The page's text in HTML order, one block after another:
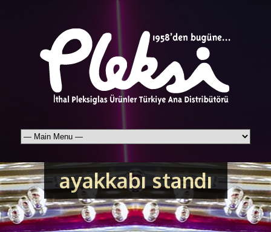
ayakkabı standı